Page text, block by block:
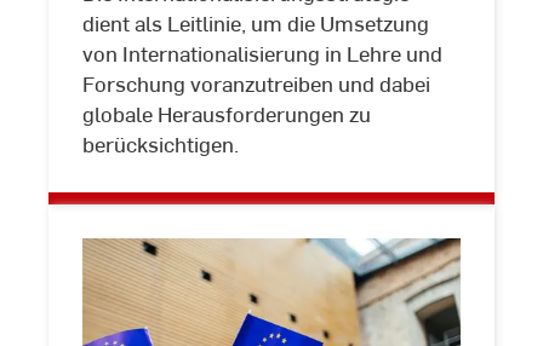
dient als Leitlinie, um die Umsetzung
von Internationalisierung in Lehre und
Forschung voranzutreiben und dabei
globale Herausforderungen zu
berücksichtigen.